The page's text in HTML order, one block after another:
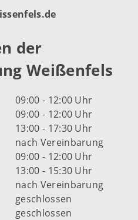
der
Weißenfels
09:00 - 12:00 Uhr
09:00 - 12:00 Uhr
13:00 - 17:30 Uhr
nach Vereinbarung
09:00 - 12:00 Uhr
13:00 - 15:30 Uhr
nach Vereinbarung
geschlossen
geschlossen